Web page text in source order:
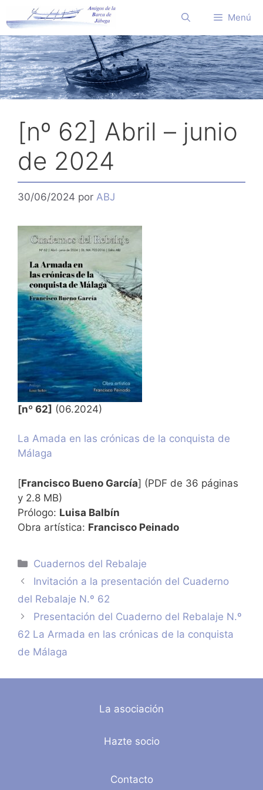
al
contenido
Menú
[nº 62] Abril – junio
de 2024
30/06/2024 por ABJ
[nº 62] (06.2024)
La Amada en las crónicas de la conquista de
Málaga
[Francisco Bueno García] (PDF de 36 páginas
y 2.8 MB)
Prólogo: Luisa Balbín
Obra artística: Francisco Peinado
Categorías
Cuadernos del Rebalaje
Invitación a la presentación del Cuaderno
del Rebalaje N.º 62
Presentación del Cuaderno del Rebalaje N.º
62 La Armada en las crónicas de la conquista
de Málaga
La asociación
Hazte socio
Contacto